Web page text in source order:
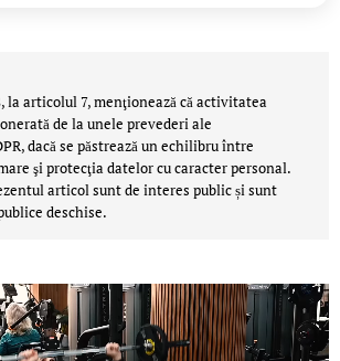
la articolul 7, menţionează că activitatea
de la unele prevederi ale
dacă se păstrează un echilibru între
şi protecţia datelor cu caracter personal.
articol sunt de interes public și sunt
deschise.